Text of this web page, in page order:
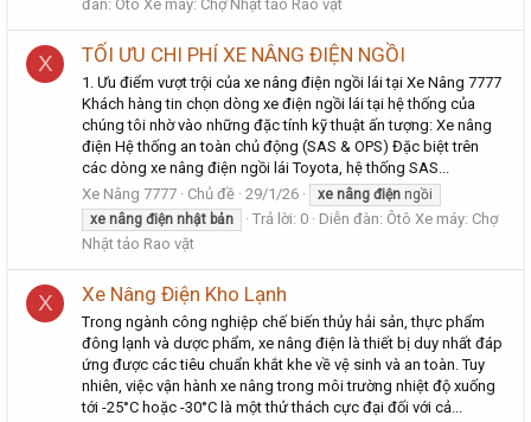
đàn: Ôtô Xe máy: Chợ Nhật tảo Rao vặt
X TỐI ƯU CHI PHÍ XE NÂNG ĐIỆN NGỒI
1. Ưu điểm vượt trội của xe nâng điện ngồi lái tại Xe Nâng 7777
Khách hàng tin chọn dòng xe điện ngồi lái tại hệ thống của
chúng tôi nhờ vào những đặc tính kỹ thuật ấn tượng: Xe nâng
điện Hệ thống an toàn chủ động (SAS & OPS) Đặc biệt trên
các dòng xe nâng điện ngồi lái Toyota, hệ thống SAS...
Xe Nâng 7777
Chủ đề 29/1/26 xe nâng điện ngồi
xe nâng điện nhật bản Trả lời: 0 Diễn đàn: Ôtô Xe máy: Chợ
Nhật tảo Rao vặt
X Xe Nâng Điện Kho Lạnh
Trong ngành công nghiệp chế biến thủy hải sản, thực phẩm
đông lạnh và dược phẩm, xe nâng điện là thiết bị duy nhất đáp
ứng được các tiêu chuẩn khắt khe về vệ sinh và an toàn. Tuy
nhiên, việc vận hành xe nâng trong môi trường nhiệt độ xuống
tới -25°C hoặc -30°C là một thử thách cực đại đối với cả...